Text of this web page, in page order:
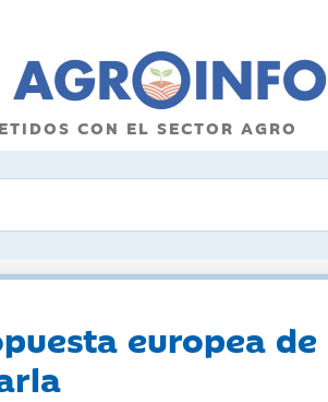
CON EL SECTOR AGRO
europea